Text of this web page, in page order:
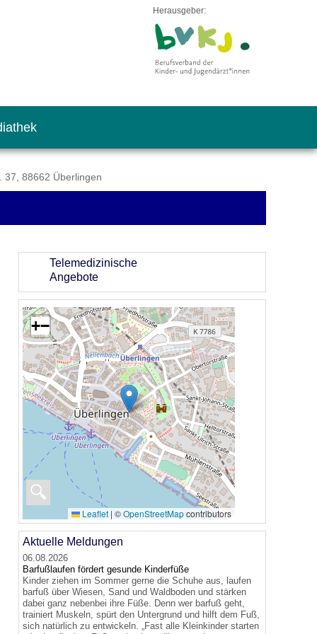
Herausgeber:
37, 88662 Überlingen
Telemedizinische
Angebote
🔍
+−
Leaflet | ©OpenStreetMapcontributors
Aktuelle Meldungen
06.08.2026
Barfußlaufen fördert gesunde Kinderfüße
Kinder ziehen im Sommer gerne die Schuhe aus, laufen
barfuß über Wiesen, Sand und Waldboden und stärken
dabei ganz nebenbei ihre Füße. Denn wer barfuß geht,
trainiert Muskeln, spürt den Untergrund und hilft dem Fuß,
sich natürlich zu entwickeln. „Fast alle Kleinkinder starten